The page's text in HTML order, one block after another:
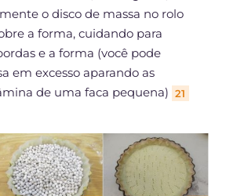
o disco de massa no rolo
a forma, cuidando para
e a forma (você pode
em excesso aparando as
de uma faca pequena) 21